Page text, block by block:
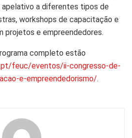
apelativo a diferentes tipos de
workshops de capacitação e
projetos e empreendedores.
completo estão
feuc/eventos/ii-congresso-de-
e-empreendedorismo/.